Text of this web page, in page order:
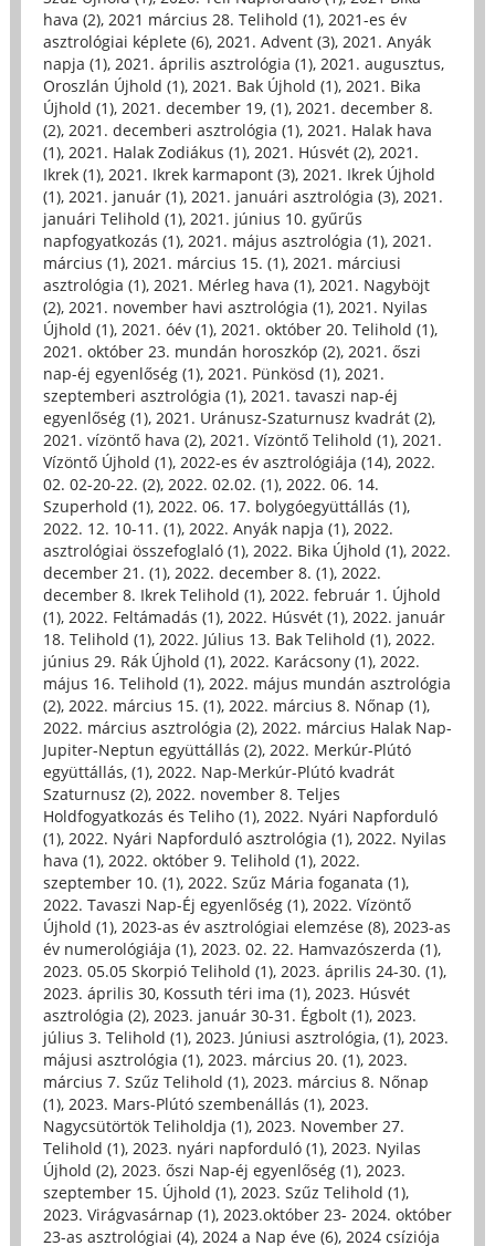
hava (2), 2021 március 28. Telihold (1), 2021-es év
asztrológiai képlete (6), 2021. Advent (3), 2021. Anyák
napja (1), 2021. április asztrológia (1), 2021. augusztus,
Oroszlán Újhold (1), 2021. Bak Újhold (1), 2021. Bika
Újhold (1), 2021. december 19, (1), 2021. december 8.
(2), 2021. decemberi asztrológia (1), 2021. Halak hava
(1), 2021. Halak Zodiákus (1), 2021. Húsvét (2), 2021.
Ikrek (1), 2021. Ikrek karmapont (3), 2021. Ikrek Újhold
(1), 2021. január (1), 2021. januári asztrológia (3), 2021.
januári Telihold (1), 2021. június 10. gyűrűs
napfogyatkozás (1), 2021. május asztrológia (1), 2021.
március (1), 2021. március 15. (1), 2021. márciusi
asztrológia (1), 2021. Mérleg hava (1), 2021. Nagyböjt
(2), 2021. november havi asztrológia (1), 2021. Nyilas
Újhold (1), 2021. óév (1), 2021. október 20. Telihold (1),
2021. október 23. mundán horoszkóp (2), 2021. őszi
nap-éj egyenlőség (1), 2021. Pünkösd (1), 2021.
szeptemberi asztrológia (1), 2021. tavaszi nap-éj
egyenlőség (1), 2021. Uránusz-Szaturnusz kvadrát (2),
2021. vízöntő hava (2), 2021. Vízöntő Telihold (1), 2021.
Vízöntő Újhold (1), 2022-es év asztrológiája (14), 2022.
02. 02-20-22. (2), 2022. 02.02. (1), 2022. 06. 14.
Szuperhold (1), 2022. 06. 17. bolygóegyüttállás (1),
2022. 12. 10-11. (1), 2022. Anyák napja (1), 2022.
asztrológiai összefoglaló (1), 2022. Bika Újhold (1), 2022.
december 21. (1), 2022. december 8. (1), 2022.
december 8. Ikrek Telihold (1), 2022. február 1. Újhold
(1), 2022. Feltámadás (1), 2022. Húsvét (1), 2022. január
18. Telihold (1), 2022. Július 13. Bak Telihold (1), 2022.
június 29. Rák Újhold (1), 2022. Karácsony (1), 2022.
május 16. Telihold (1), 2022. május mundán asztrológia
(2), 2022. március 15. (1), 2022. március 8. Nőnap (1),
2022. március asztrológia (2), 2022. március Halak Nap-
Jupiter-Neptun együttállás (2), 2022. Merkúr-Plútó
együttállás, (1), 2022. Nap-Merkúr-Plútó kvadrát
Szaturnusz (2), 2022. november 8. Teljes
Holdfogyatkozás és Teliho (1), 2022. Nyári Napforduló
(1), 2022. Nyári Napforduló asztrológia (1), 2022. Nyilas
hava (1), 2022. október 9. Telihold (1), 2022.
szeptember 10. (1), 2022. Szűz Mária foganata (1),
2022. Tavaszi Nap-Éj egyenlőség (1), 2022. Vízöntő
Újhold (1), 2023-as év asztrológiai elemzése (8), 2023-as
év numerológiája (1), 2023. 02. 22. Hamvazószerda (1),
2023. 05.05 Skorpió Telihold (1), 2023. április 24-30. (1),
2023. április 30, Kossuth téri ima (1), 2023. Húsvét
asztrológia (2), 2023. január 30-31. Égbolt (1), 2023.
július 3. Telihold (1), 2023. Júniusi asztrológia, (1), 2023.
májusi asztrológia (1), 2023. március 20. (1), 2023.
március 7. Szűz Telihold (1), 2023. március 8. Nőnap
(1), 2023. Mars-Plútó szembenállás (1), 2023.
Nagycsütörtök Teliholdja (1), 2023. November 27.
Telihold (1), 2023. nyári napforduló (1), 2023. Nyilas
Újhold (2), 2023. őszi Nap-éj egyenlőség (1), 2023.
szeptember 15. Újhold (1), 2023. Szűz Telihold (1),
2023. Virágvasárnap (1), 2023.október 23- 2024. október
23-as asztrológiai (4), 2024 a Nap éve (6), 2024 csíziója